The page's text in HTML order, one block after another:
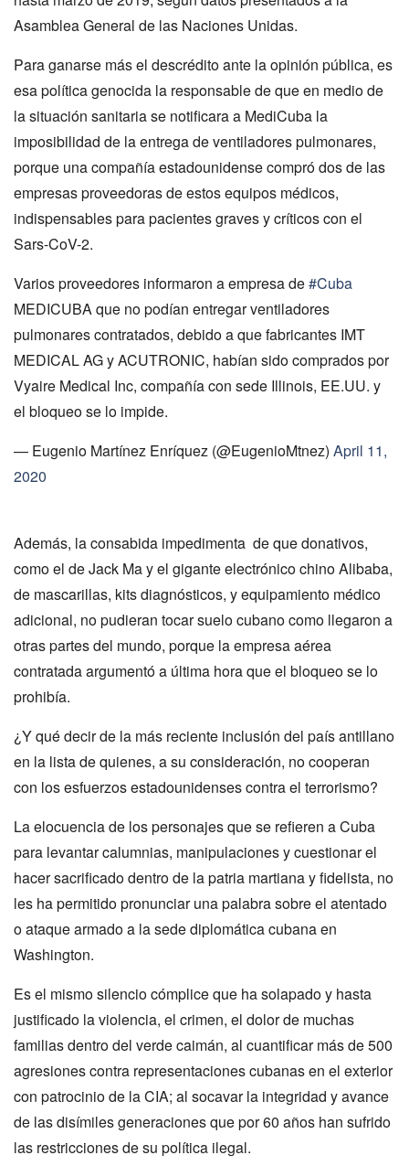
Asamblea General de las Naciones Unidas.
Para ganarse más el descrédito ante la opinión pública, es
esa política genocida la responsable de que en medio de
la situación sanitaria se notificara a MediCuba la
imposibilidad de la entrega de ventiladores pulmonares,
porque una compañía estadounidense compró dos de las
empresas proveedoras de estos equipos médicos,
indispensables para pacientes graves y críticos con el
Sars-CoV-2.
Varios proveedores informaron a empresa de#Cuba
MEDICUBA que no podían entregar ventiladores
pulmonares contratados, debido a que fabricantes IMT
MEDICAL AG y ACUTRONIC, habían sido comprados por
Vyaire Medical Inc, compañía con sede Illinois, EE.UU. y
el bloqueo se lo impide.
— Eugenio Martínez Enríquez (@EugenioMtnez) April 11,
2020
Además, la consabida impedimenta de que donativos,
como el de Jack Ma y el gigante electrónico chino Alibaba,
de mascarillas, kits diagnósticos, y equipamiento médico
adicional, no pudieran tocar suelo cubano como llegaron a
otras partes del mundo, porque la empresa aérea
contratada argumentó a última hora que el bloqueo se lo
prohibía.
¿Y qué decir de la más reciente inclusión del país antillano
en la lista de quienes, a su consideración, no cooperan
con los esfuerzos estadounidenses contra el terrorismo?
La elocuencia de los personajes que se refieren a Cuba
para levantar calumnias, manipulaciones y cuestionar el
hacer sacrificado dentro de la patria martiana y fidelista, no
les ha permitido pronunciar una palabra sobre el atentado
o ataque armado a la sede diplomática cubana en
Washington.
Es el mismo silencio cómplice que ha solapado y hasta
justificado la violencia, el crimen, el dolor de muchas
familias dentro del verde caimán, al cuantificar más de 500
agresiones contra representaciones cubanas en el exterior
con patrocinio de la CIA; al socavar la integridad y avance
de las disímiles generaciones que por 60 años han sufrido
las restricciones de su política ilegal.